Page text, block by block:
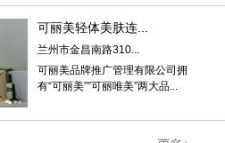
可丽美轻体美肤连...
兰州市金昌南路310...
可丽美品牌推广管理有限公司拥
有“可丽美””可丽唯美”两大品...